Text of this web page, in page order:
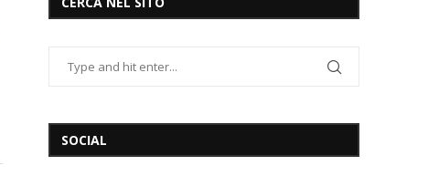
SOCIAL